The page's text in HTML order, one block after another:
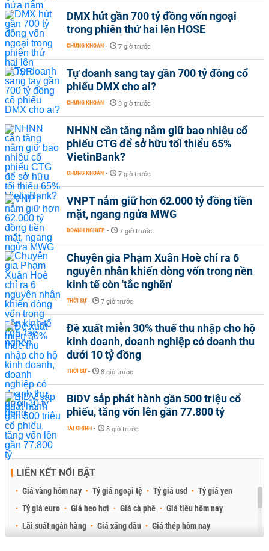
DMX hút gần 700 tỷ đồng vốn ngoại
trong phiên thứ hai lên HOSE
CHỨNG KHOÁN - 7 giờ trước
Tự doanh sang tay gần 700 tỷ đồng cổ
phiếu DMX cho ai?
CHỨNG KHOÁN - 3 giờ trước
NHNN cần tăng nắm giữ bao nhiêu cổ
phiếu CTG để sở hữu tối thiểu 65%
VietinBank?
CHỨNG KHOÁN - 7 giờ trước
VNPT nắm giữ hơn 62.000 tỷ đồng tiền
mặt, ngang ngửa MWG
DOANH NGHIỆP - 7 giờ trước
Chuyên gia Phạm Xuân Hoè chỉ ra 6
nguyên nhân khiến dòng vốn trong nền
kinh tế còn 'tắc nghẽn'
THỜI SỰ - 7 giờ trước
Đề xuất miễn 30% thuế thu nhập cho hộ
kinh doanh, doanh nghiệp có doanh thu
dưới 10 tỷ đồng
THỜI SỰ - 8 giờ trước
BIDV sắp phát hành gần 500 triệu cổ
phiếu, tăng vốn lên gần 77.800 tỷ
TÀI CHÍNH - 8 giờ trước
LIÊN KẾT NỔI BẬT
Giá vàng hôm nay Tỷ giá ngoại tệ Tỷ giá usd
Tỷ giá yen
Tỷ giá euro
Giá heo hơi Giá cà phê
Giá tiêu hôm nay
Lãi suất ngân hàng
Giá xăng dầu
Giá thép hôm nay